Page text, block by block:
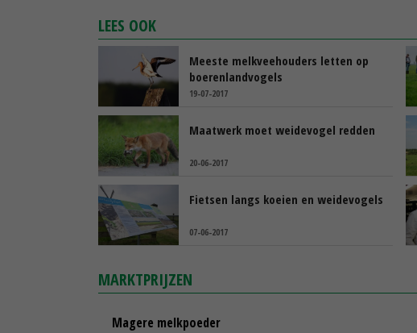
LEES OOK
Meeste melkveehouders letten op
boerenlandvogels
19-07-2017
Maatwerk moet weidevogel redden
20-06-2017
Fietsen langs koeien en weidevogels
07-06-2017
MARKTPRIJZEN
Magere melkpoeder